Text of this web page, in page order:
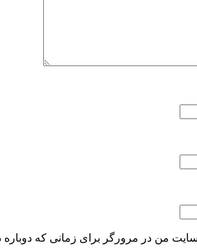
من در مرورگر برای زمانی که